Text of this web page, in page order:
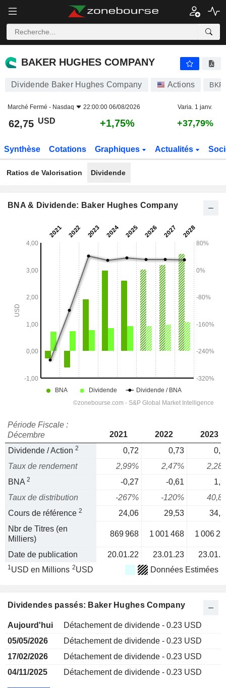
BAKER HUGHES COMPANY
BAKER HUGHES COMPANY
Dividende Baker Hughes Company Actions BKR
Marché Fermé - Nasdaq 22:00:00 06/08/2026 Varia. 1 janv.
62,75 USD +1,75% +37,79%
Synthèse Cotations Graphiques Actualités
Ratios de Valorisation Dividende
BNA & Dividende: Baker Hughes Company
Période Fiscale :
Décembre
2021 2022
2023
Dividende / Action 2 0,72 0,73
Taux de rendement
2,99% 2,47%
BNA 2 -0,27 -0,61
Taux de distribution
-267% -120%
Cours de référence 2 24,06 29,53
Nbr de Titres (en
Milliers)
869 968 1 001 468 1 006
Date de publication 20.01.22 23.01.23
1USD en Millions 2USD Données Estimées
Dividendes passés: Baker Hughes Company
Aujourd'hui
Détachement de dividende - 0.23 USD
05/05/2026
Détachement de dividende - 0.23 USD
17/02/2026
Détachement de dividende - 0.23 USD
04/11/2025
Détachement de dividende - 0.23 USD